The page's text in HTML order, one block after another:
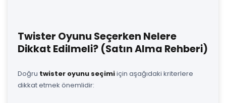
Twister Oyunu Seçerken Nelere
Dikkat Edilmeli? (Satın Alma Rehberi)
Doğru twister oyunu seçimiiçin aşağıdaki kriterlere
dikkat etmek önemlidir: